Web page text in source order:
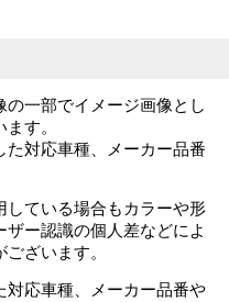
一部でイメージ画像とし
す。
対応車種、メーカー品番
している場合もカラーや形
ー認識の個人差などによ
ざいます。
応車種、メーカー品番や